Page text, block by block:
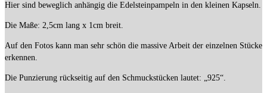
Hier sind beweglich anhängig die Edelsteinpampeln in den kleinen Kapseln.
Die Maße: 2,5cm lang x 1cm breit.
Auf den Fotos kann man sehr schön die massive Arbeit der einzelnen Stücke
erkennen.
Die Punzierung rückseitig auf den Schmuckstücken lautet: „925“.